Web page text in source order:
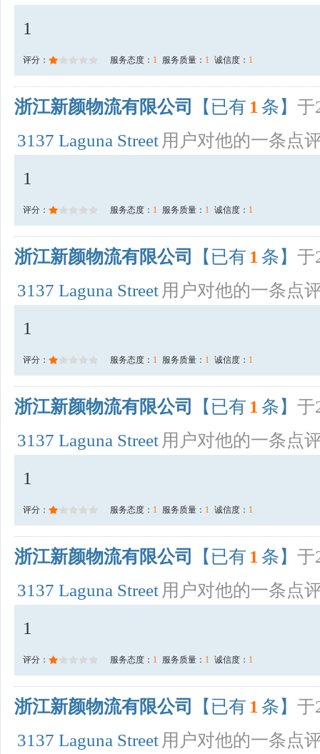
1
评分： 服务态度： 1 服务质量： 1 诚信度： 1
浙江新颜物流有限公司 【已有 1 条】 于
3137 Laguna Street 用户对他的一条点
1
评分： 服务态度： 1 服务质量： 1 诚信度： 1
浙江新颜物流有限公司 【已有 1 条】 于
3137 Laguna Street 用户对他的一条点
1
评分： 服务态度： 1 服务质量： 1 诚信度： 1
浙江新颜物流有限公司 【已有 1 条】 于
3137 Laguna Street 用户对他的一条点
1
评分： 服务态度： 1 服务质量： 1 诚信度： 1
浙江新颜物流有限公司 【已有 1 条】 于
3137 Laguna Street 用户对他的一条点
1
评分： 服务态度： 1 服务质量： 1 诚信度： 1
浙江新颜物流有限公司 【已有 1 条】 于
3137 Laguna Street 用户对他的一条点